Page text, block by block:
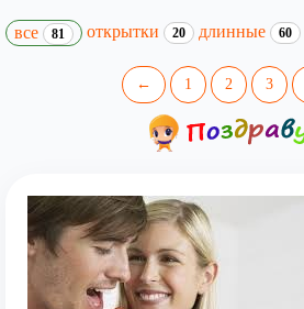
все 81 открытки 20 длинные 60
← 1 2 3